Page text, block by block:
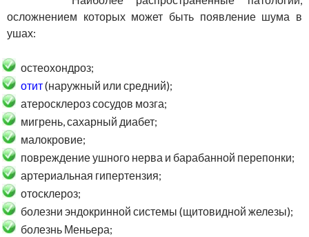
осложнением которых может быть появление шума в
ушах:
остеохондроз;
отит(наружный или средний);
атеросклероз сосудов мозга;
мигрень, сахарный диабет;
малокровие;
повреждение ушного нерва и барабанной перепонки;
артериальная гипертензия;
отосклероз;
болезни эндокринной системы (щитовидной железы);
болезнь Меньера;